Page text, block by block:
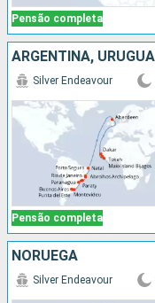
Pensão completa
Pensão completa
Silver Endeavour
NORUEGA
Silver Endeavour